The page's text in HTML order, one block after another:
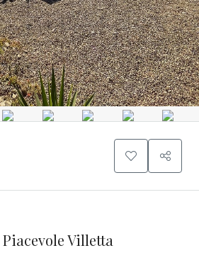
Piacevole Villetta